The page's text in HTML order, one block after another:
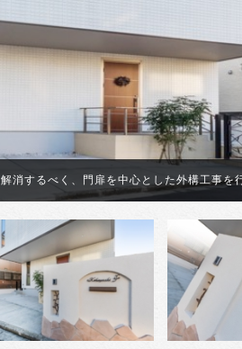
消するべく、門扉を中心とした外構工事を